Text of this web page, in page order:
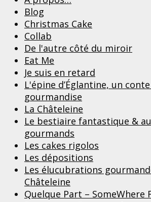
Blog
Christmas Cake
Collab
De l'autre côté du miroir
Eat Me
Je suis en retard
L'épine d’Églantine, un
gourmandise
La Châteleine
Le bestiaire fantastique &
gourmands
Les cakes rigolos
Les dépositions
Les élucubrations
Châteleine
Quelque Part – SomeWhere